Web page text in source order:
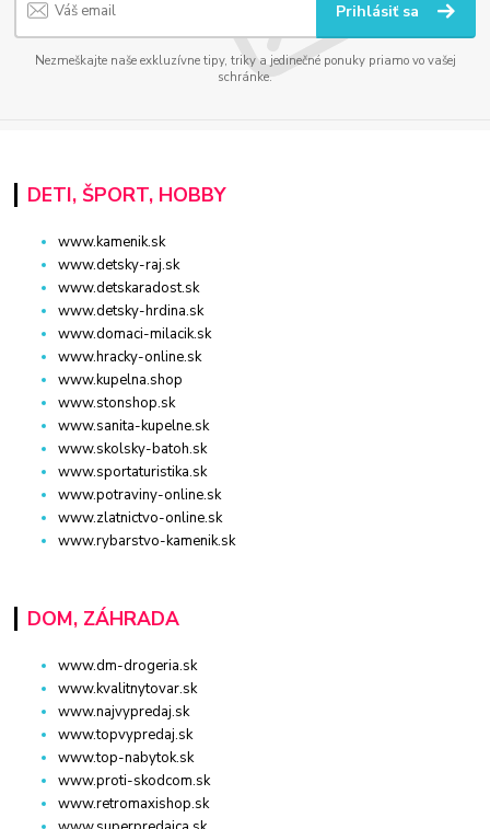
Prihlásiť sa
Nezmeškajte naše exkluzívne tipy, triky a jedinečné ponuky priamo vo vašej
schránke.
DETI, ŠPORT, HOBBY
www.kamenik.sk
www.detsky-raj.sk
www.detskaradost.sk
www.detsky-hrdina.sk
www.domaci-milacik.sk
www.hracky-online.sk
www.kupelna.shop
www.stonshop.sk
www.sanita-kupelne.sk
www.skolsky-batoh.sk
www.sportaturistika.sk
www.potraviny-online.sk
www.zlatnictvo-online.sk
www.rybarstvo-kamenik.sk
DOM, ZÁHRADA
www.dm-drogeria.sk
www.kvalitnytovar.sk
www.najvypredaj.sk
www.topvypredaj.sk
www.top-nabytok.sk
www.proti-skodcom.sk
www.retromaxishop.sk